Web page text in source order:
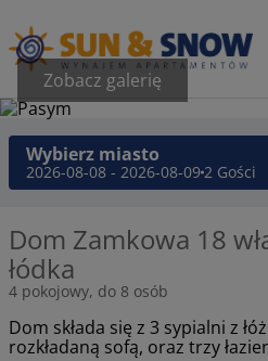
Zobacz galerię
Wybierz miasto
2026-08-08 - 2026-08-092 Gości
Dom Zamkowa 18
łódka
4 pokojowy, do 8 osób
Dom składa się z 3 sypialni z
rozkładaną sofą, oraz trzy